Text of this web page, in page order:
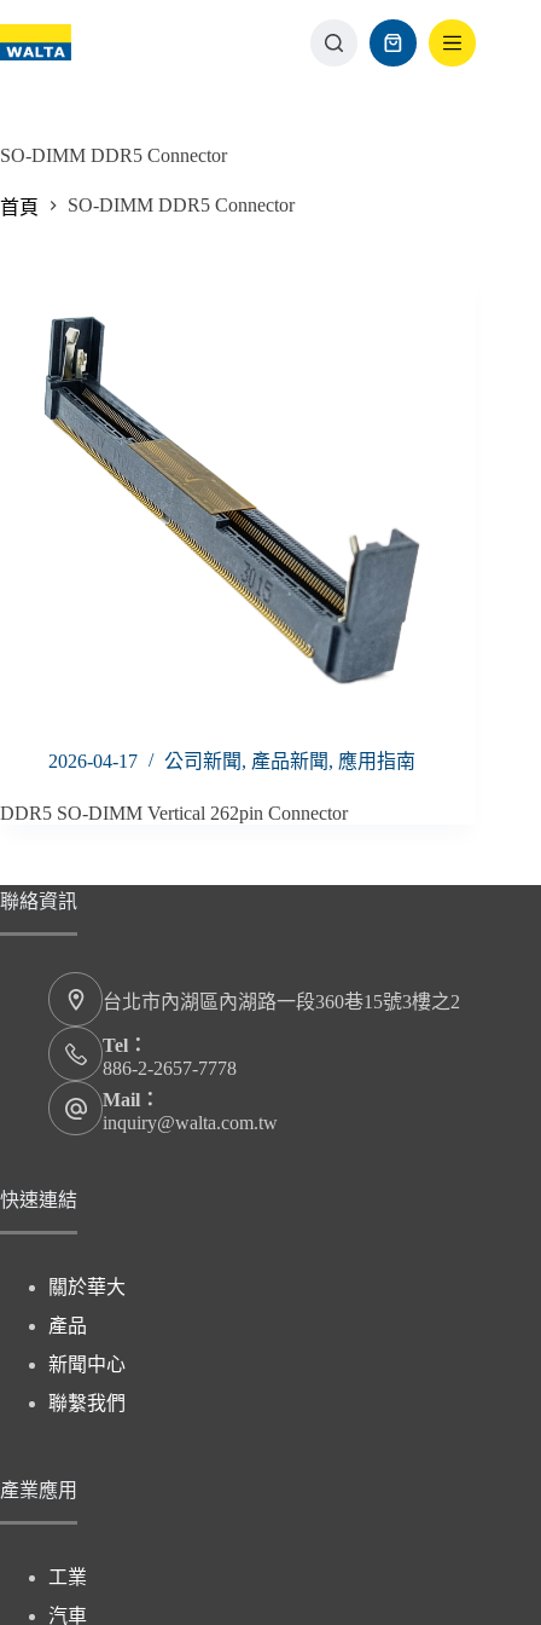
SO-DIMM DDR5 Connector
首頁 SO-DIMM DDR5 Connector
2026-04-17 公司新聞, 產品新聞, 應用指南
DDR5 SO-DIMM Vertical 262pin Connector
聯絡資訊
台北市內湖區內湖路一段360巷15號3樓之2
Tel：
886-2-2657-7778
Mail：
inquiry@walta.com.tw
快速連結
關於華大
產品
新聞中心
聯繫我們
產業應用
工業
汽車